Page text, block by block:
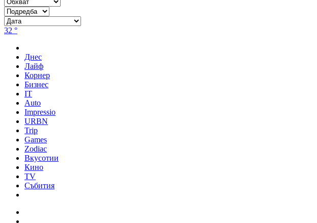
32 °
Днес
Лайф
Корнер
Бизнес
IT
Auto
Impressio
URBN
Trip
Games
Zodiac
Вкусотии
Кино
TV
Събития